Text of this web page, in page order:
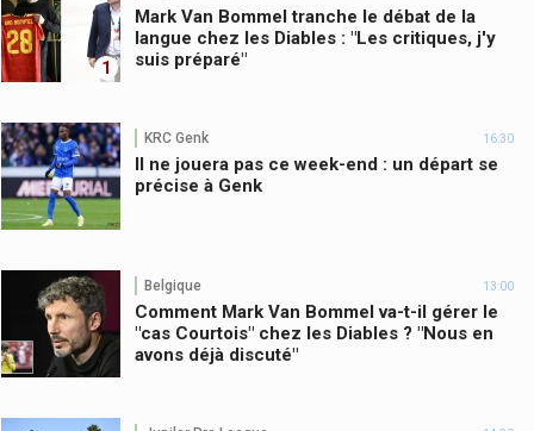
1
Mark Van Bommel tranche le débat de la
langue chez les Diables : "Les critiques, j'y
suis préparé"
KRC Genk 16:30
Il ne jouera pas ce week-end : un départ se
précise à Genk
Belgique 13:00
Comment Mark Van Bommel va-t-il gérer le
"cas Courtois" chez les Diables ? "Nous en
avons déjà discuté"